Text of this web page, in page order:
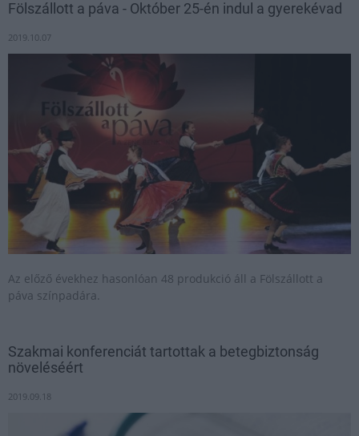
Fölszállott a páva - Október 25-én indul a gyerekévad
2019.10.07
Az előző évekhez hasonlóan 48 produkció áll a Fölszállott a
páva színpadára.
Szakmai konferenciát tartottak a betegbiztonság
növeléséért
2019.09.18